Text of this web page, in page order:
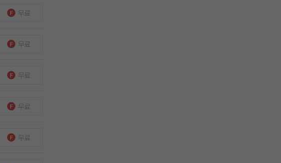
무료
무료
무료
무료
무료